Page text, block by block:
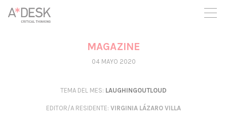
crees también en A*DESK seguimos necesitándote para poder
seguir adelante. Ahora puedes participar del proyecto y
apoyarlo.
MAGAZINE
04 MAYO 2020
TEMA DEL MES: LAUGHINGOUTLOUD
EDITOR/A RESIDENTE: VIRGINIA LÁZARO VILLA